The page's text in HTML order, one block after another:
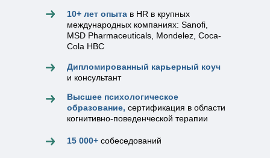
10+ лет опыта в HR в крупных
международных компаниях: Sanofi,
MSD Pharmaceuticals, Mondelez, Coca-
Cola HBC
Высшее психологическое
образование, сертификация в области
когнитивно-поведенческой терапии
15 000+ собеседований
Дипломированный карьерный коуч
и консультант